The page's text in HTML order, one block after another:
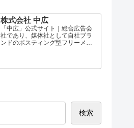
株式会社 中広
「中広」公式サイト｜総合広告会
社であり、媒体社として自社ブラ
ンドのポスティング型フリーメデ
検索